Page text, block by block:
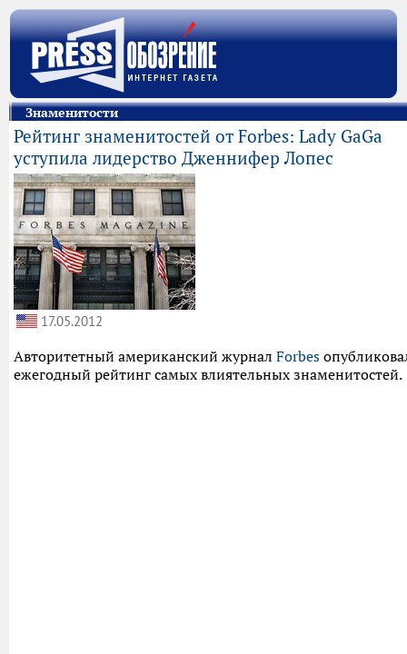
Знаменитости
Рейтинг знаменитостей от Forbes: Lady GaGa
уступила лидерство Дженнифер Лопес
17.05.2012
Авторитетный американский журнал Forbes
ежегодный рейтинг самых влиятельных знаменитостей.